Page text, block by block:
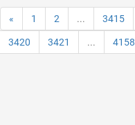
« 1 2 ... 3415
3420 3421 ... 4158